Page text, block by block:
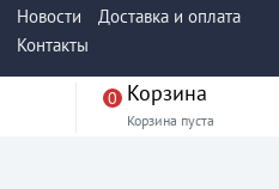
Новости
Доставка и оплата
Контакты
0 Корзина
Корзина пуста